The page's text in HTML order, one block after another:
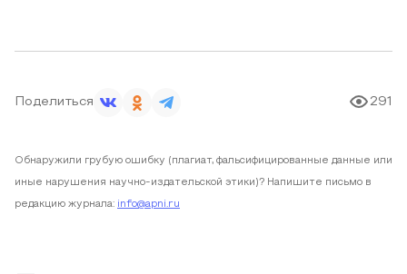
Поделиться 291
Обнаружили грубую ошибку (плагиат, фальсифицированные данные или
иные нарушения научно-издательской этики)? Напишите письмо в
редакцию журнала: info@apni.ru